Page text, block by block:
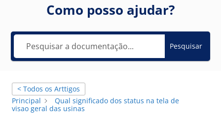
Como posso ajudar?
Pesquisar
< Todos os Arttigos
Principal
Qual significado dos status na tela de
visao geral das usinas